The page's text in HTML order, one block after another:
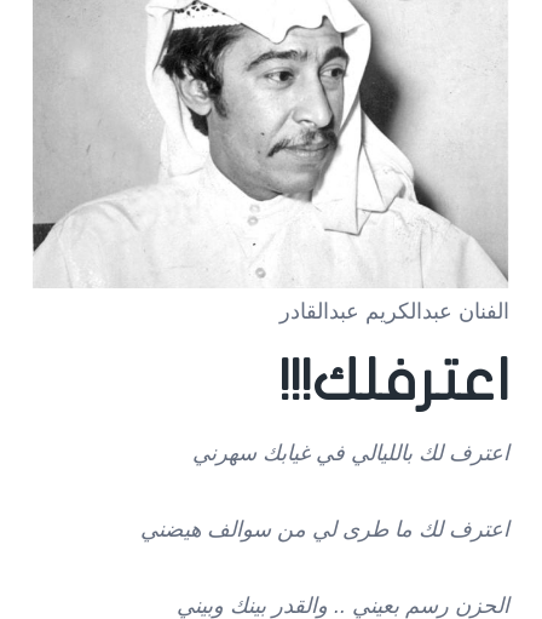
الفنان عبدالكريم عبدالقادر
اعترفلك!!!
اعترف لك بالليالي في غيابك سهرني
اعترف لك ما طرى لي من سوالف هيضني
الحزن رسم بعيني .. والقدر بينك وبيني